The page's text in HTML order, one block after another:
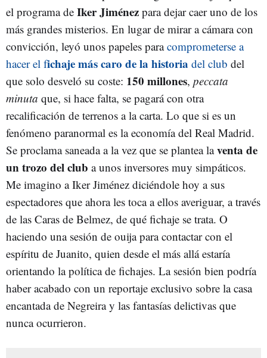
el programa de Iker Jiménez para dejar caer uno de los
más grandes misterios. En lugar de mirar a cámara con
convicción, leyó unos papeles paracomprometerse a
hacer el fichaje más caro de la historia del club del
que solo desveló su coste: 150 millones, peccata
minuta que, si hace falta, se pagará con otra
recalificación de terrenos a la carta. Lo que si es un
fenómeno paranormal es la economía del Real Madrid.
Se proclama saneada a la vez que se plantea laventa de
un trozo del club a unos inversores muy simpáticos.
Me imagino a Iker Jiménez diciéndole hoy a sus
espectadores que ahora les toca a ellos averiguar, a través
de las Caras de Belmez, de qué fichaje se trata. O
haciendo una sesión de ouija para contactar con el
espíritu de Juanito, quien desde el más allá estaría
orientando la política de fichajes. La sesión bien podría
haber acabado con un reportaje exclusivo sobre la casa
encantada de Negreira y las fantasías delictivas que
nunca ocurrieron.